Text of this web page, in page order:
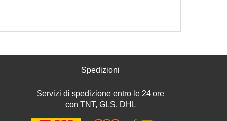
Spedizioni
Servizi di spedizione entro le 24 ore
con TNT, GLS, DHL